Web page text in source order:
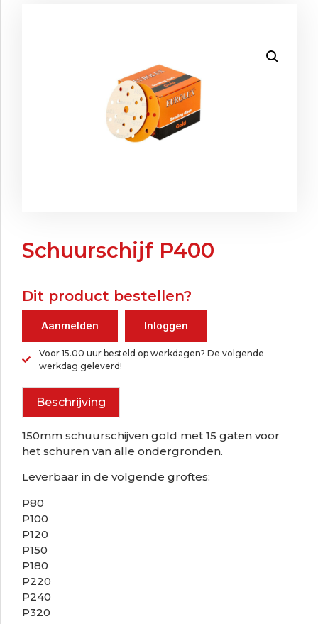
Schuurschijf P400
Dit product bestellen?
Aanmelden Inloggen
Voor 15.00 uur besteld op werkdagen? De volgende
werkdag geleverd!
Beschrijving
150mm schuurschijven gold met 15 gaten voor
het schuren van alle ondergronden.
Leverbaar in de volgende groftes:
P80
P100
P120
P150
P180
P220
P240
P320